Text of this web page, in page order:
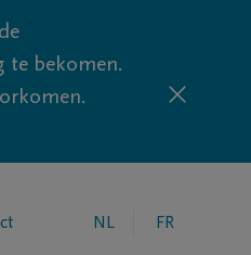
te bekomen.
NL FR